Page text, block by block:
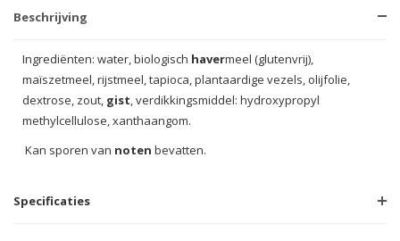
Beschrijving
Ingrediënten: water, biologisch havermeel (glutenvrij),
maïszetmeel, rijstmeel, tapioca, plantaardige vezels, olijfolie,
dextrose, zout, gist, verdikkingsmiddel: hydroxypropyl
methylcellulose, xanthaangom.
Kan sporen van noten bevatten.
Specificaties